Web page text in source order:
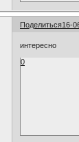
Поделиться16-
интересно
0